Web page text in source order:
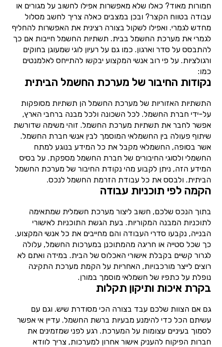
חמורות מאוד? כאלו שלא מאפשרות אפילו לחשוב על מגורים או
עבודה בטווח הקצר? ובכן במצבים כאלה צריך לחשב מסלול
מחדש לגמרי. ואפילו לשקול בצורה רצינית את האפשרות להחליף
לגמרי את מערכת החשמל בבית. תשתיות החשמל חייבות אם כך
להתבסס על סדר וארגון. כמו גם על רעיון לוגי שמעוגן בחוקים
ורגולציות. על פי רוב אנשי המקצוע יבקשו להתייחס לאלמנטים
כמו:
נקודות החיבור של מערכת החשמל הביתית
התשתיות האזוריות של מערכת החשמל הן תשתיות מסופקות
על-ידי חברת החשמל. לכל השכונה ולכל מבנה ברחבי הארץ,
אפשר לחבר את תשתיות מערכת החשמל. זוהי משימה שדורשת
שיתוף פעולה בין החשמלאי המוסמך לבין אנשי חברת החשמל.
אשר בסופה, החשמלאי מקבל את כל המידע בנוגע למתח
החשמלי ולסוגי החיבורים של חברת החשמל מספקת. על בסיס
המידע הזה, ניתן לקבוע מהי נקודת החיבור של מערכת החשמל
הביתית. ולבסס את כל עבודת הזרמת החשמל לנכס.
הקמה לפי תוכניות עבודה
בתוך הנכס שלכם, חשוב ליצור מערכת חשמלית שמתאימה
לתוכניות המבנה המקוריות. בעת הגשת התוכניות לאישורי
הבנייה, נקבעו סדרי העבודה והם מחייבים את כל אנשי המקצוע.
כך שכל סטייה או חריגה מהמתוכנן במערכות החשמל, עלולה
לגרור קשיים בקבלת אישורי האכלוס של הבית. במידה ואתם לא
רוצים לייצר מורכבויות, האחריות על הקמת מערכת התקינה
נופלת על כתפיו של חשמלאי מוסמך במורן.
בקרת איכות ותיקון תקלות
גם אם הצוות שלכם עבד בצורה הכי מסודרת שיש. וגם עם
עשיתם הכל כדי להימנע מבעיות ברשת החשמל. עדיין אי אפשר
לסמוך בעיניים עצומות על המערכת. רגע לפני שמזמינים את
חברות הפיקוח להעניק אישור אחרון למערכות, צריך לוודא